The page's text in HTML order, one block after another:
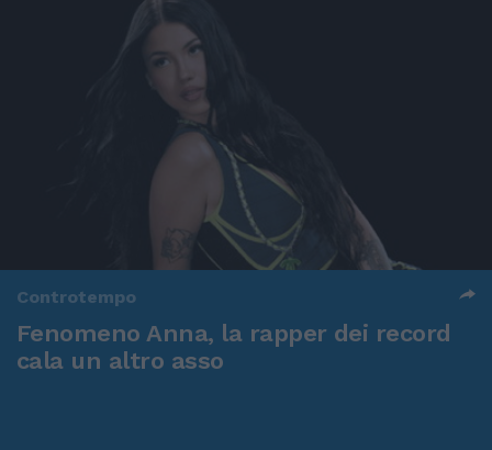
Controtempo
Fenomeno Anna, la rapper dei record
cala un altro asso